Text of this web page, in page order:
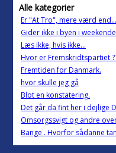
Alle kategorier
Er "At Tro", mere værd
Gider ikke i byen i
Læs ikke, hvis ikke...
Hvor er Fremskridtspartiet
Fremtiden for Danmark.
hvor skulle jeg gå
Blot en konstatering.
Det går da fint her i dejlige
Omsorgssvigt og andre
Bange . Hvorfor sådanne